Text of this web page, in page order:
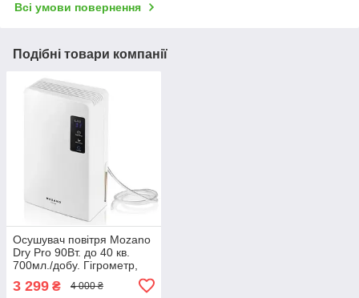
Всі умови повернення
Подібні товари компанії
Осушувач повітря Mozano
Dry Pro 90Вт. до 40 кв.
700мл./добу. Гігрометр,
Таймер, Білий
3 299 ₴ 4 000 ₴